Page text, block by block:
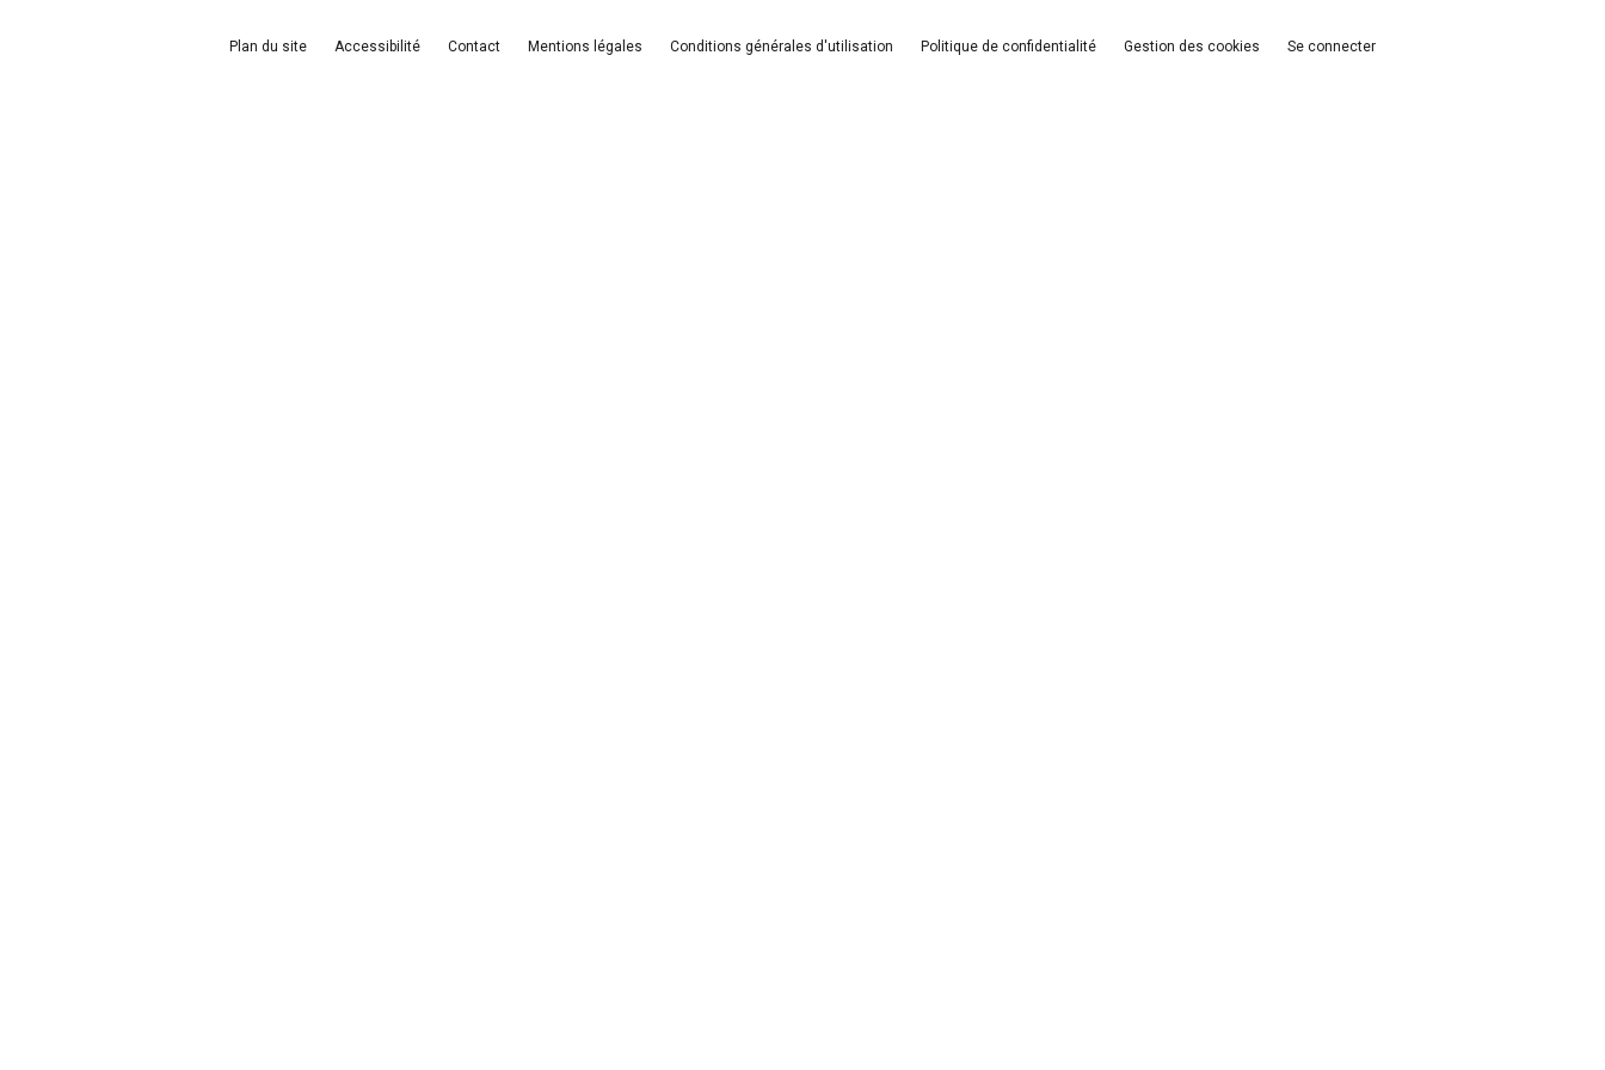
Plan du site Accessibilité Contact Mentions légales Conditions générales d'utilisation Politique de confidentialité Gestion des cookies Se connecter